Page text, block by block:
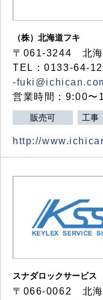
（株）北海道フキ
〒061-3244 北海
TEL：0133-64-
-
営業時間：9:00〜
販売可 工事
http://
スナダロックサービス
〒066-0062 北海